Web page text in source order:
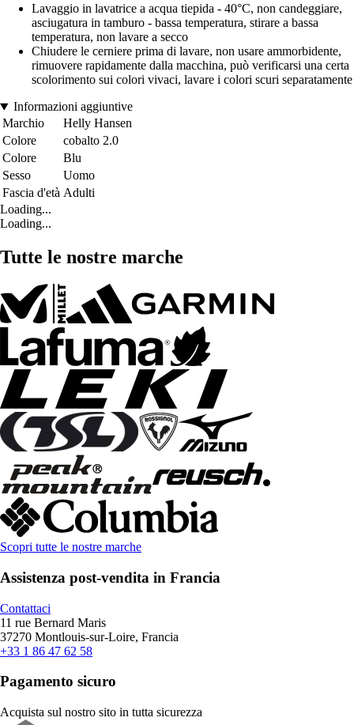
Lavaggio in lavatrice a acqua tiepida - 40°C, non candeggiare,
asciugatura in tamburo - bassa temperatura, stirare a bassa
temperatura, non lavare a secco
Chiudere le cerniere prima di lavare, non usare ammorbidente,
rimuovere rapidamente dalla macchina, può verificarsi una certa
scolorimento sui colori vivaci, lavare i colori scuri separatamente
Informazioni aggiuntive
Marchio
Helly Hansen
Colore
cobalto 2.0
Colore
Blu
Sesso
Uomo
Fascia d'età Adulti
Loading...
Loading...
Tutte le nostre marche
Scopri tutte le nostre marche
Assistenza post-vendita in Francia
Contattaci
11 rue Bernard Maris
37270 Montlouis-sur-Loire, Francia
+33 1 86 47 62 58
Pagamento sicuro
Acquista sul nostro sito in tutta sicurezza